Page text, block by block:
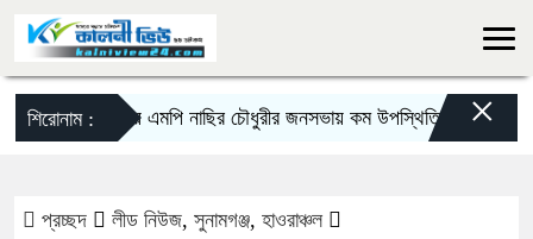
শিরোনাম :
দিরাইয়ে এমপি নাছির চৌধুরীর জনসভায় কম উপস্থিতি নিয়ে আলোচনা-
×
প্রচ্ছদ লীড নিউজ, সুনামগঞ্জ, হাওরাঞ্চল